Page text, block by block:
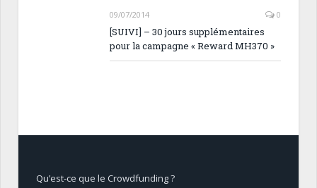
09/07/2014 0
[SUIVI] – 30 jours supplémentaires
pour la campagne « Reward MH370 »
Qu’est-ce que le Crowdfunding ?